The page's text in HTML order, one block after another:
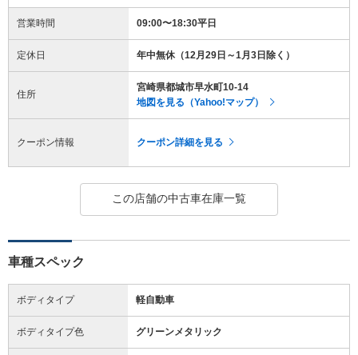
営業時間 09:00〜18:30平日
定休日 年中無休（12月29日～1月3日除く）
住所
宮崎県都城市早水町10-14
地図を見る（Yahoo!マップ）
クーポン情報 クーポン詳細を見る
この店舗の中古車在庫一覧
車種スペック
ボディタイプ 軽自動車
ボディタイプ色 グリーンメタリック